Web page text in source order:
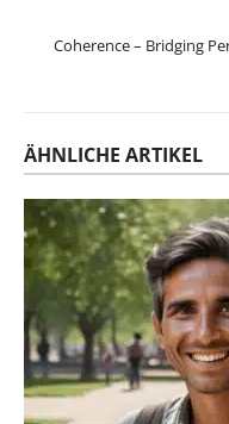
Coherence – Bridging
ÄHNLICHE ARTIKEL